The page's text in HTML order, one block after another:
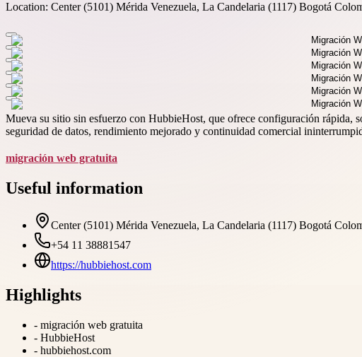
Location: Center (5101) Mérida Venezuela, La Candelaria (1117) Bogotá
Mueva su sitio sin esfuerzo con HubbieHost, que ofrece configuración rápida,
seguridad de datos, rendimiento mejorado y continuidad comercial
migración web gratuita
Useful information
Center (5101) Mérida Venezuela, La Candelaria (1117) Bogotá
+54 11 38881547
https://hubbiehost.com
Highlights
- migración web gratuita
- HubbieHost
- hubbiehost.com